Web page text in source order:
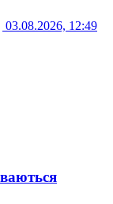
03.08.2026, 12:49